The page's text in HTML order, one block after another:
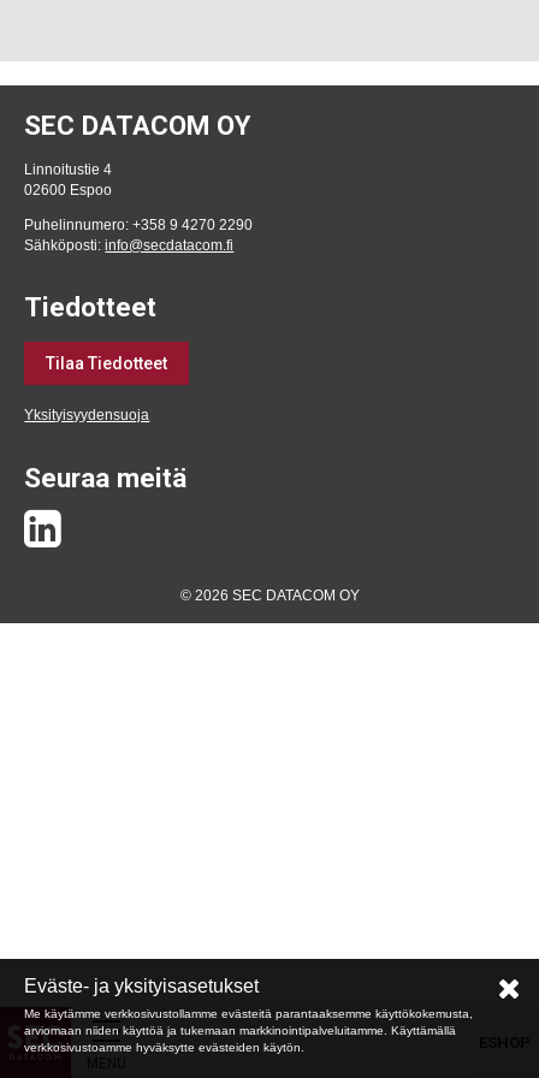
SEC DATACOM OY
Linnoitustie 4
02600 Espoo
Puhelinnumero: +358 9 4270 2290
Sähköposti:info@secdatacom.fi
Tiedotteet
Tilaa Tiedotteet
Yksityisyydensuoja
Seuraa meitä
© 2026 SEC DATACOM OY
Eväste- ja yksityisasetukset
Me käytämme verkkosivustollamme evästeitä parantaaksemme käyttökokemusta,
arviomaan niiden käyttöä ja tukemaan markkinointipalveluitamme. Käyttämällä
verkkosivustoamme hyväksytte evästeiden käytön.